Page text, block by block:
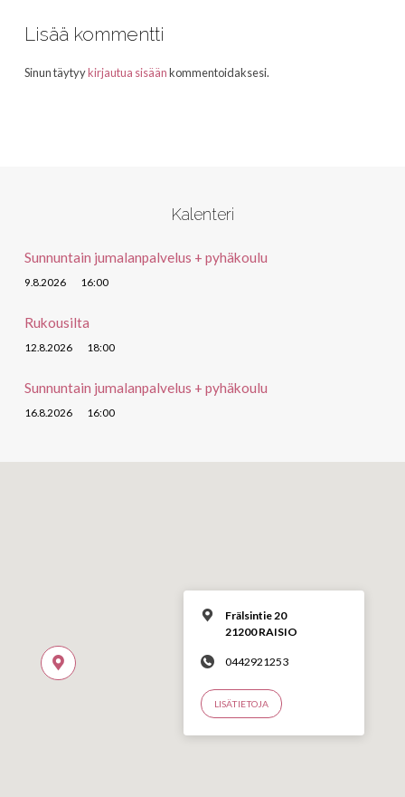
Lisää kommentti
Sinun täytyykirjautua sisäänkommentoidaksesi.
Kalenteri
Sunnuntain jumalanpalvelus + pyhäkoulu
9.8.2026 16:00
Rukousilta
12.8.2026 18:00
Sunnuntain jumalanpalvelus + pyhäkoulu
16.8.2026 16:00
Frälsintie 20
21200 RAISIO
0442921253
LISÄTIETOJA